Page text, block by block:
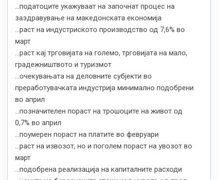
…податоците укажуваат на започнат процес на
заздравување на македонската економија
...раст на индустриското производство од 7,6% во
март
...раст кај трговијата на големо, трговијата на мало,
градежништвото и туризмот
...очекувањата на деловните субјекти во
преработувачката индустрија минимално подобрени
во април
...позначителен пораст на трошоците на живот од
0,7% во април
...поумерен пораст на платите во февруари
...раст на извозот, но и поголем пораст на увозот во
март
...подобрена реализација на капиталните расходи